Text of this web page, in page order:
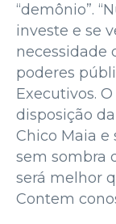
“demônio”.
investe e se
necessidade
poderes
Executivos.
disposição
Chico Maia e
sem sombra
será melhor
Contem